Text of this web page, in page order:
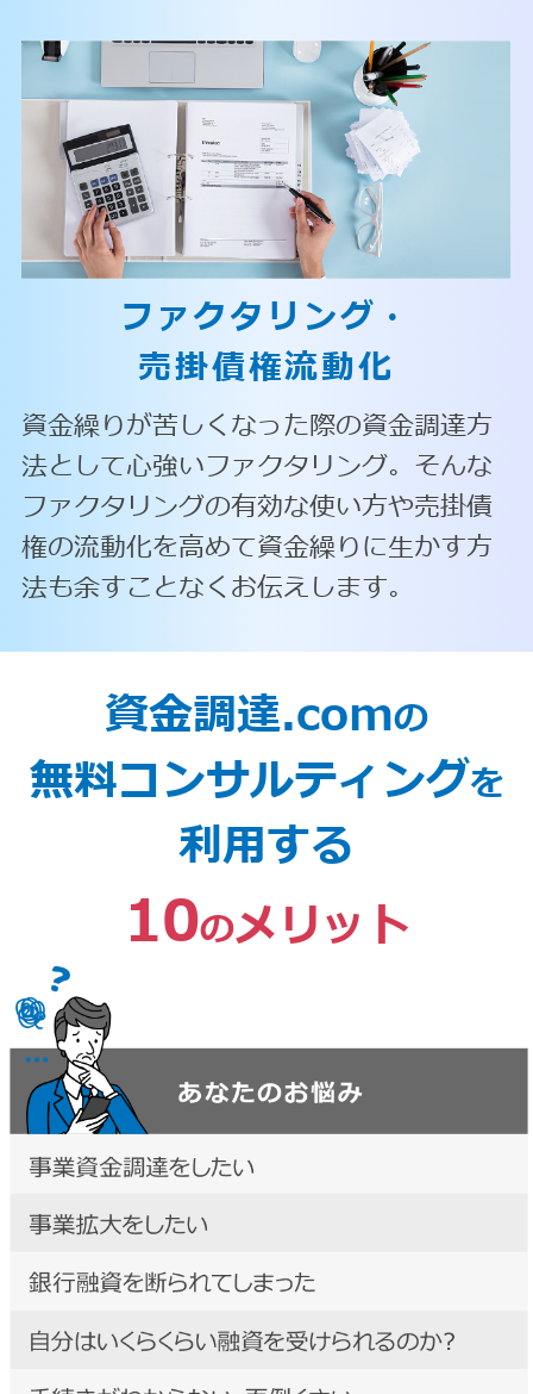
ファクタリング・
売掛債権流動化
資金繰りが苦しくなった際の資金調達方
法として心強いファクタリング。そんな
ファクタリングの有効な使い方や売掛債
権の流動化を高めて資金繰りに生かす方
法も余すことなくお伝えします。
資金調達.comの
無料コンサルティングを
利用する
10のメリット